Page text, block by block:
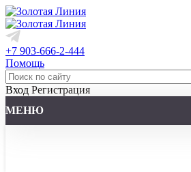
+7 903-666-2-444
Помощь
Вход Регистрация
МЕНЮ